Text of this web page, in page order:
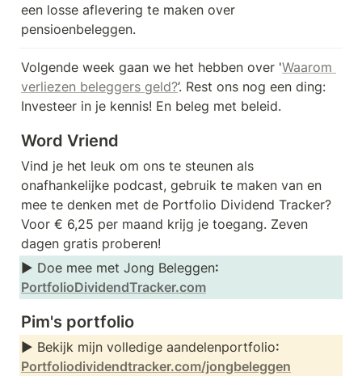
een losse aflevering te maken over
pensioenbeleggen.
Volgende week gaan we het hebben over 'Waarom
verliezen beleggers geld?’. Rest ons nog een ding:
Investeer in je kennis! En beleg met beleid.
Word Vriend
Vind je het leuk om ons te steunen als
onafhankelijke podcast, gebruik te maken van en
mee te denken met de Portfolio Dividend Tracker?
Voor € 6,25 per maand krijg je toegang. Zeven
dagen gratis proberen!
► Doe mee met Jong Beleggen
PortfolioDividendTracker.com
Pim's portfolio
► Bekijk mijn volledige aandelenportfolio
Portfoliodividendtracker.com/jongbeleggen